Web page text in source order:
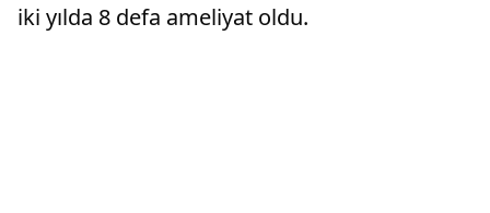
iki yılda 8 defa ameliyat oldu.